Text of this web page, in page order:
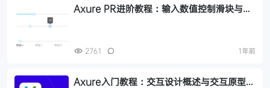
Axure PR进阶教程：输入数值控制滑块与拖
2761 1年前
Axure入门教程：交互设计概述与交互原型实